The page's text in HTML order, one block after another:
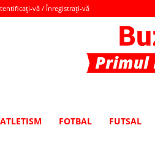
vă / Înregistrați-vă
ATLETISM FOTBAL FUTSAL